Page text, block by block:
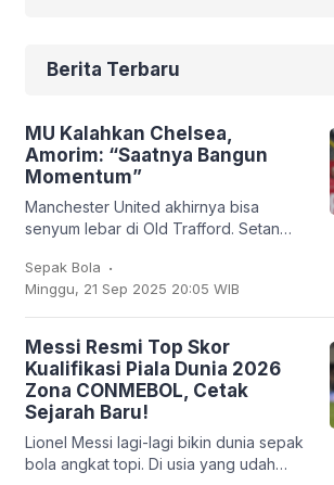
Berita Terbaru
MU Kalahkan Chelsea,
Amorim: “Saatnya Bangun
Momentum”
Manchester United akhirnya bisa
senyum lebar di Old Trafford. Setan
2-1 dalam lanjutan Liga Inggris, Sabtu
(20/9/2025). Bruno
Sepak Bola .
Minggu, 21 Sep 2025 20:05 WIB
Messi Resmi Top Skor
Kualifikasi Piala Dunia 2026
Zona CONMEBOL, Cetak
Sejarah Baru!
Lionel Messi lagi-lagi bikin dunia sepak
bola angkat topi. Di usia yang udah